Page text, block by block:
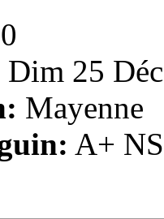
Dim 25
Mayenne
A+